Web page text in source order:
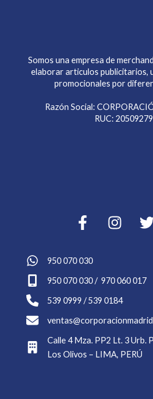
Somos una empresa de
elaborar articulos publicitarios,
promocionales por
Razón Social:
RUC:
950 070 030
950 070 030 / 970 060 017
539 0999 / 539 0184
Calle 4 Mza. PP2 Lt. 3 Urb.
Los Olivos – LIMA, PERÚ